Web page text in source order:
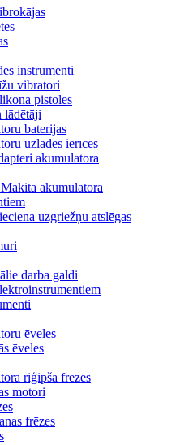
instrumenti
vibratori
pistoles
lādētāji
baterijas
uzlādes ierīces
akumulatora
akumulatora
uzgriežņu atslēgas
darba galdi
ēveles
ēveles
riģipša frēzes
motori
frēzes